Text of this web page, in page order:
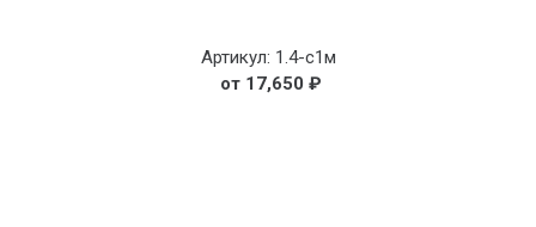
Артикул: 1.4-с1м
17,650 ₽